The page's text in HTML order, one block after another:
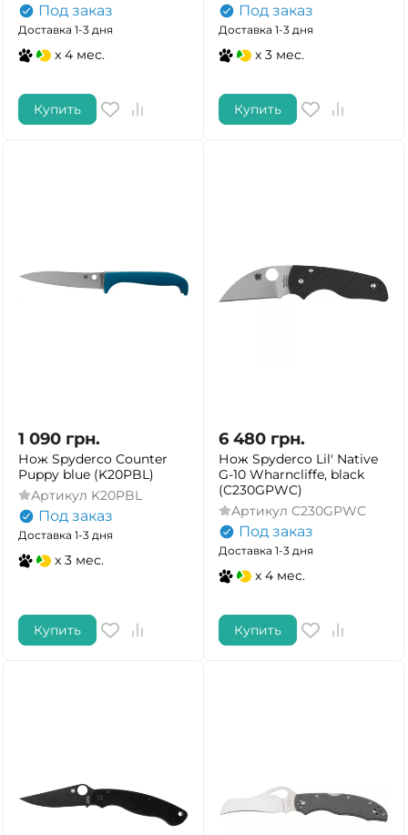
Под заказ
Доставка 1-3 дня
x 4 мес.
Купить
Под заказ
Доставка 1-3 дня
x 3 мес.
Купить
1 090 грн.
Нож Spyderco Counter
Puppy blue (K20PBL)
Артикул K20PBL
Под заказ
Доставка 1-3 дня
x 3 мес.
Купить
6 480 грн.
Нож Spyderco Lil' Native
G-10 Wharncliffe, black
(C230GPWC)
Артикул C230GPWC
Под заказ
Доставка 1-3 дня
x 4 мес.
Купить